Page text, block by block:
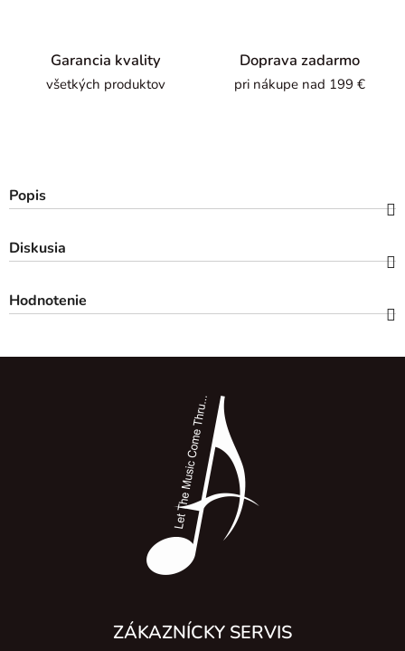
Garancia kvality
všetkých produktov
Doprava zadarmo
pri nákupe nad 199 €
Popis
Diskusia
Hodnotenie
ZÁKAZNÍCKY SERVIS